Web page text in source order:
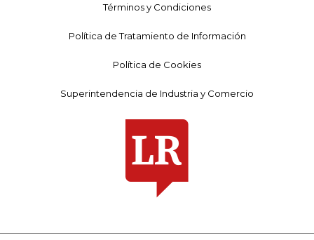
Términos y Condiciones
Política de Tratamiento de Información
Política de Cookies
Superintendencia de Industria y Comercio